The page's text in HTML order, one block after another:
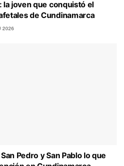
la joven que conquistó el
de Cundinamarca
2026
Pedro y San Pablo lo que